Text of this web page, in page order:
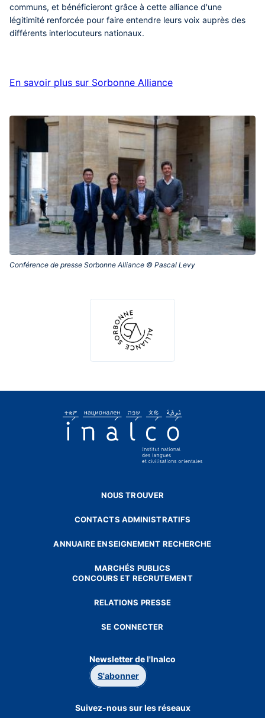
communs, et bénéficieront grâce à cette alliance d'une
légitimité renforcée pour faire entendre leurs voix auprès des
différents interlocuteurs nationaux.
En savoir plus sur Sorbonne Alliance
Conférence de presse Sorbonne Alliance © Pascal Levy‎
NOUS TROUVER
CONTACTS ADMINISTRATIFS
ANNUAIRE ENSEIGNEMENT RECHERCHE
MARCHÉS PUBLICS
CONCOURS ET RECRUTEMENT
RELATIONS PRESSE
SE CONNECTER
Newsletter de l'Inalco
S'abonner
Suivez-nous sur les réseaux